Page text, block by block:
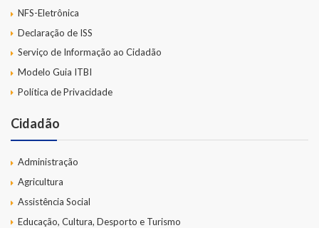
NFS-Eletrônica
Declaração de ISS
Serviço de Informação ao Cidadão
Modelo Guia ITBI
Política de Privacidade
Cidadão
Administração
Agricultura
Assistência Social
Educação, Cultura, Desporto e Turismo